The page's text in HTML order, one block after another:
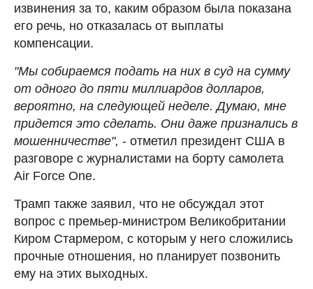
извинения за то, каким образом была показана
его речь, но отказалась от выплаты
компенсации.
"Мы собираемся подать на них в суд на сумму
от одного до пяти миллиардов долларов,
вероятно, на следующей неделе. Думаю, мне
придется это сделать. Они даже признались в
мошенничестве", - отметил президент США в
разговоре с журналистами на борту самолета
Air Force One.
Трамп также заявил, что не обсуждал этот
вопрос с премьер-министром Великобритании
Киром Стармером, с которым у него сложились
прочные отношения, но планирует позвонить
ему на этих выходных.